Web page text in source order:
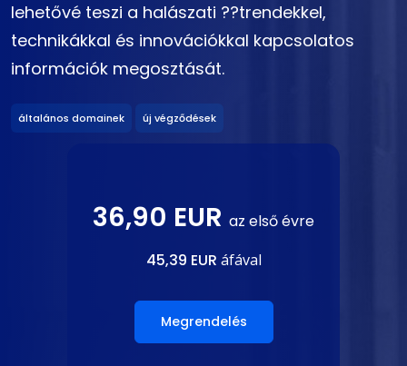
lehetővé teszi a halászati ??trendekkel,
technikákkal és innovációkkal kapcsolatos
információk megosztását.
általános domainek új végződések
36,90 EUR az első évre
45,39 EUR áfával
Megrendelés